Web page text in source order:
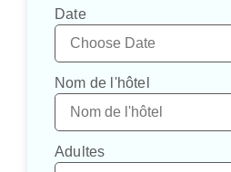
Date
Nom de l'hôtel
Adultes